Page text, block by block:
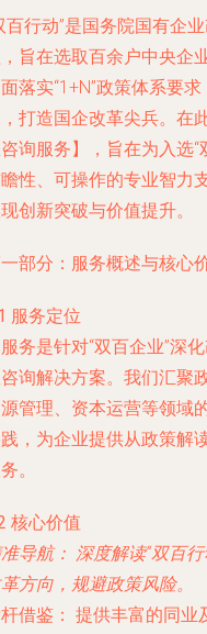
百行动”是国务院国有企
旨在选取百余户中央企
落实“1+N”政策体系要
打造国企改革尖兵。在
询服务】，旨在为入选
性、可操作的专业智力
创新突破与价值提升。
部分：服务概述与核心
服务定位
务是针对“双百企业”深
询解决方案。我们汇聚
管理、资本运营等领域
，为企业提供从政策解
。
核心价值
导航： 深度解读“双百
方向，规避政策风险。
借鉴： 提供丰富的同业